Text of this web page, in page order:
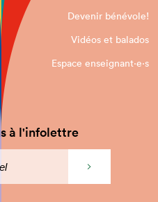
Devenir bénévole!
Vidéos et balados
Espace enseignant·e⋅s
à l'infolettre